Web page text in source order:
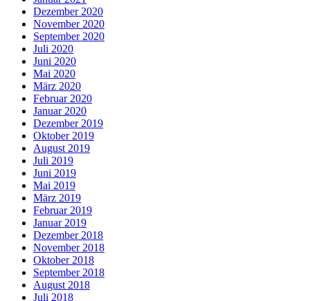
Dezember 2020
November 2020
September 2020
Juli 2020
Juni 2020
Mai 2020
März 2020
Februar 2020
Januar 2020
Dezember 2019
Oktober 2019
August 2019
Juli 2019
Juni 2019
Mai 2019
März 2019
Februar 2019
Januar 2019
Dezember 2018
November 2018
Oktober 2018
September 2018
August 2018
Juli 2018